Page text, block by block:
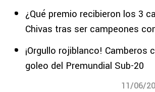
¿Qué premio recibieron los 3
Chivas tras ser campeones
¡Orgullo rojiblanco! Camberos
goleo del Premundial Sub-20
11/06/